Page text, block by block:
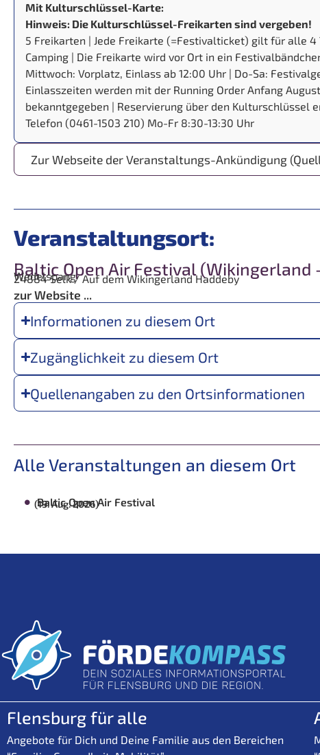
Mit Kulturschlüssel-Karte:
Hinweis: Die Kulturschlüssel-Freikarten sind vergeben!
5 Freikarten | Jede Freikarte (=Festivalticket) gilt für alle 4
Camping | Die Freikarte wird vor Ort in ein
Mittwoch: Vorplatz, Einlass ab 12:00 Uhr | Do-Sa:
Einlasszeiten werden mit der Running Order Anfang August
bekanntgegeben | Reservierung über den Kulturschlüssel
Telefon (0461-1503 210) Mo-Fr 8:30-13:30 Uhr
Zur Webseite der Veranstaltungs-Ankündigung
Veranstaltungsort:
Baltic Open Air Festival (Wikingerland
Wedelspang
24884Selk / Auf dem Wikingerland Haddeby
zur Website ...
Informationen zu diesem Ort
Zugänglichkeit zu diesem Ort
Quellenangaben zu den Ortsinformationen
Alle Veranstaltungen an diesem Ort
Baltic Open Air Festival
(19. Aug. 2026)
Flensburg für alle
Angebote für Dich und Deine Familie aus den Bereichen